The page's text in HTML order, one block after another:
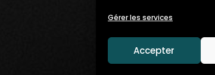
Gérer les services
Accepter